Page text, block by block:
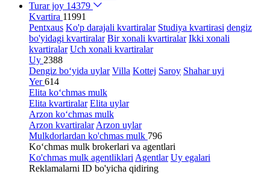
Turar joy 14379
Kvartira 11991
Pentxaus Ko'p darajali kvartiralar Studiya kvartirasi dengiz
bo'yidagi kvartiralar Bir xonali kvartiralar Ikki xonali
kvartiralar Uch xonali kvartiralar
Uy 2388
Dengiz bo‘yida uylar Villa Kottej Saroy Shahar uyi
Yer614
Elita ko‘chmas mulk
Elita kvartiralar Elita uylar
Arzon ko‘chmas mulk
Arzon kvartiralar Arzon uylar
Mulkdorlardan ko'chmas mulk 796
Ko‘chmas mulk brokerlari va agentlari
Ko'chmas mulk agentliklari Agentlar Uy egalari
Reklamalarni ID bo'yicha qidiring